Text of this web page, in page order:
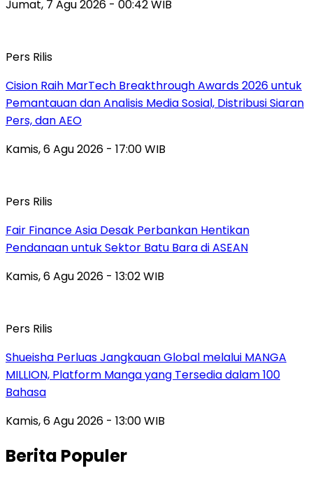
Jumat, 7 Agu 2026 - 00:42 WIB
Pers Rilis
Cision Raih MarTech Breakthrough Awards 2026 untuk
Pemantauan dan Analisis Media Sosial, Distribusi Siaran
Pers, dan AEO
Kamis, 6 Agu 2026 - 17:00 WIB
Pers Rilis
Fair Finance Asia Desak Perbankan Hentikan
Pendanaan untuk Sektor Batu Bara di ASEAN
Kamis, 6 Agu 2026 - 13:02 WIB
Pers Rilis
Shueisha Perluas Jangkauan Global melalui MANGA
MILLION, Platform Manga yang Tersedia dalam 100
Bahasa
Kamis, 6 Agu 2026 - 13:00 WIB
Berita Populer